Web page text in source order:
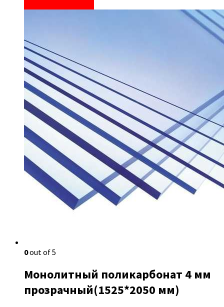
0out of 5
Монолитный поликарбонат 4 мм
прозрачный(1525*2050 мм)